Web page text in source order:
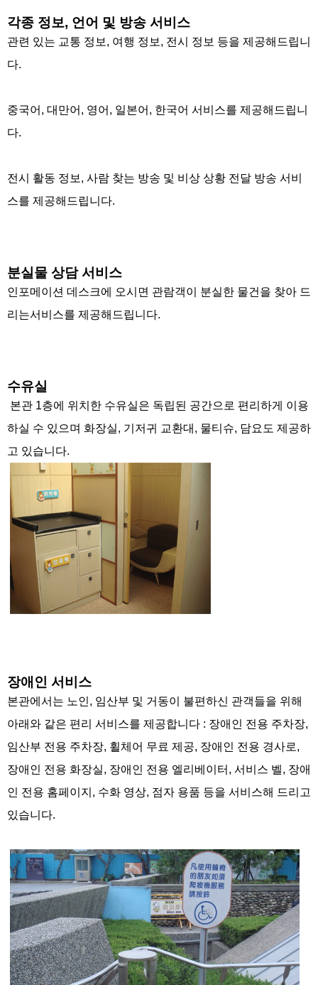
각종 정보, 언어 및 방송 서비스
관련 있는 교통 정보, 여행 정보, 전시 정보 등을 제공해드립니
다.
중국어, 대만어, 영어, 일본어, 한국어 서비스를 제공해드립니
다.
전시 활동 정보, 사람 찾는 방송 및 비상 상황 전달 방송 서비
스를 제공해드립니다.
분실물 상담 서비스
인포메이션 데스크에 오시면 관람객이 분실한 물건을 찾아 드
리는서비스를 제공해드립니다.
수유실
본관 1층에 위치한 수유실은 독립된 공간으로 편리하게 이용
하실 수 있으며 화장실, 기저귀 교환대, 물티슈, 담요도 제공하
고 있습니다.
장애인 서비스
본관에서는 노인, 임산부 및 거동이 불편하신 관객들을 위해
아래와 같은 편리 서비스를 제공합니다 : 장애인 전용 주차장,
임산부 전용 주차장, 휠체어 무료 제공, 장애인 전용 경사로,
장애인 전용 화장실, 장애인 전용 엘리베이터, 서비스 벨, 장애
인 전용 홈페이지, 수화 영상, 점자 용품 등을 서비스해 드리고
있습니다.